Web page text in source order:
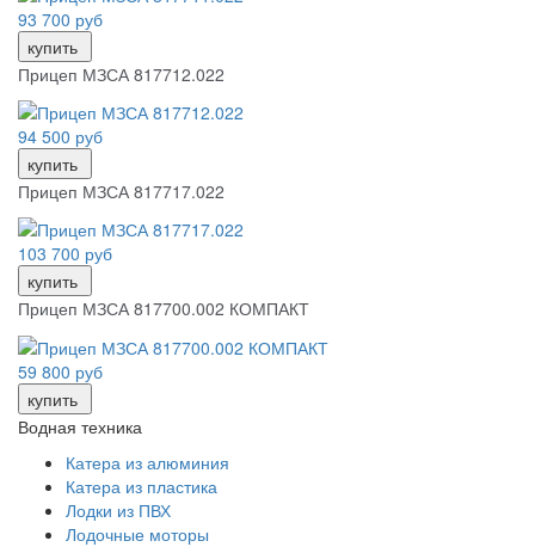
93 700 руб
купить
Прицеп МЗСА 817712.022
94 500 руб
купить
Прицеп МЗСА 817717.022
103 700 руб
купить
Прицеп МЗСА 817700.002 КОМПАКТ
59 800 руб
купить
Водная техника
Катера из алюминия
Катера из пластика
Лодки из ПВХ
Лодочные моторы